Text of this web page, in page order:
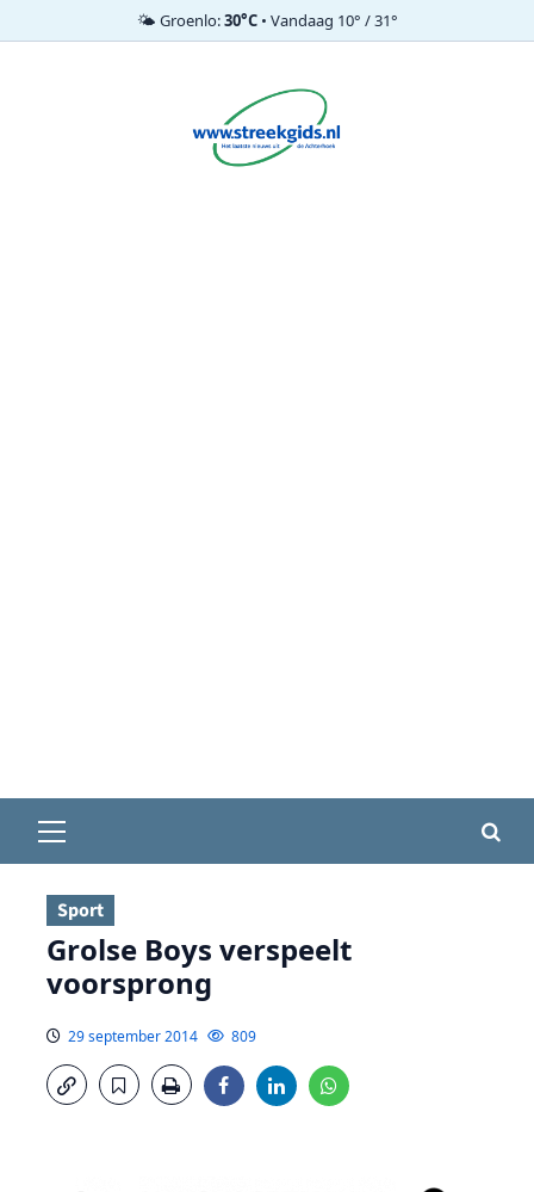
🌤️ Groenlo:30°C• Vandaag 10° / 31°
menu
Sport
Grolse Boys verspeelt
voorsprong
29 september 2014 809